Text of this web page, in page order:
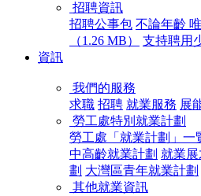
招聘資訊
招聘公事包 不論年齡
（1.26 MB）
支持聘用
資訊
我們的服務
求職 招聘 就業服務 展
勞工處特別就業計劃
勞工處「就業計劃」一
中高齡就業計劃 就業展
劃 大灣區青年就業計劃
其他就業資訊